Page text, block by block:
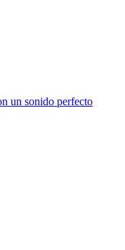
un sonido perfecto